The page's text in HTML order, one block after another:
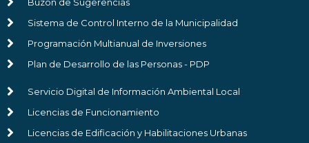
Sistema de Control Interno de la Municipalidad
Programación Multianual de Inversiones
Plan de Desarrollo de las Personas - PDP
Servicio Digital de Información Ambiental Local
Licencias de Funcionamiento
Licencias de Edificación y Habilitaciones Urbanas